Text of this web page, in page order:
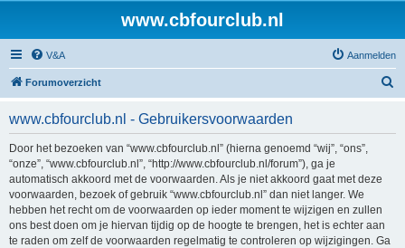
www.cbfourclub.nl
V&A Aanmelden
Forumoverzicht
www.cbfourclub.nl - Gebruikersvoorwaarden
Door het bezoeken van “www.cbfourclub.nl” (hierna genoemd “wij”, “ons”,
“onze”, “www.cbfourclub.nl”, “http://www.cbfourclub.nl/forum”), ga je
automatisch akkoord met de voorwaarden. Als je niet akkoord gaat met deze
voorwaarden, bezoek of gebruik “www.cbfourclub.nl” dan niet langer. We
hebben het recht om de voorwaarden op ieder moment te wijzigen en zullen
ons best doen om je hiervan tijdig op de hoogte te brengen, het is echter aan
te raden om zelf de voorwaarden regelmatig te controleren op wijzigingen. Ga